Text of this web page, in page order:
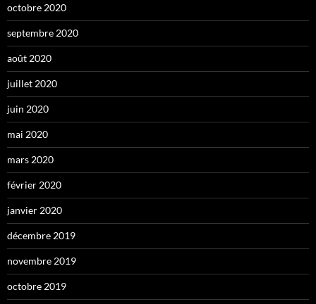
octobre 2020
septembre 2020
août 2020
juillet 2020
juin 2020
mai 2020
mars 2020
février 2020
janvier 2020
décembre 2019
novembre 2019
octobre 2019